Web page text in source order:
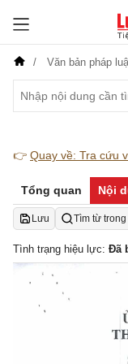
Văn bản pháp
👉 Quay về: Tra cứu
Tổng quan Nội
Lưu Tìm từ trong
Tình trạng hiệu lực: Đã